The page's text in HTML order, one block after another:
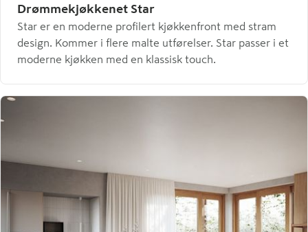
Drømmekjøkkenet Star
Star er en moderne profilert kjøkkenfront med stram
design. Kommer i flere malte utførelser. Star passer i et
moderne kjøkken med en klassisk touch.